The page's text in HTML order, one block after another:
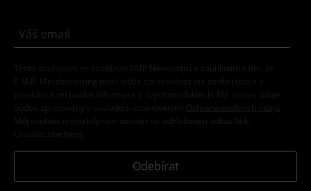
Tímto souhlasím se zasíláním EMP Newslettru a souhlasím s tím, že
E.M.P. Merchandising mbH může zpracovávat mé osobní údaje a
pravidelně mi posílat informace o svých produktech. Mé osobní údaje
budou zpracovány v souladu s ustanoveními
Ochrana osobních údajů
Můj souhlas mohu kdykoliv odvolat na odhlašovací odkaz/link.
Unsubscribe here
Odebírat